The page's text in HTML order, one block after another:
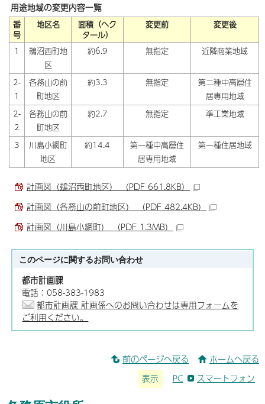
用途地域の変更内容一覧
番
号
地区名
面積（ヘク
タール）
変更前 変更後
1
鵜沼西町地
区
約6.9 無指定 近隣商業地域
2-
1
各務山の前
町地区
約3.3 無指定
第二種中高層住
居専用地域
2-
2
各務山の前
町地区
約2.7 無指定 準工業地域
3
川島小網町
地区
約14.4
第一種中高層住
居専用地域
第一種住居地域
計画図（鵜沼西町地区） （PDF 661.8KB）
計画図（各務山の前町地区） （PDF 482.4KB）
計画図（川島小網町） （PDF 1.3MB）
このページに関するお問い合わせ
都市計画課
電話：058-383-1983
都市計画課 計画係へのお問い合わせは専用フォームを
ご利用ください。
前のページへ戻る ホームへ戻る
表示 PC スマートフォン